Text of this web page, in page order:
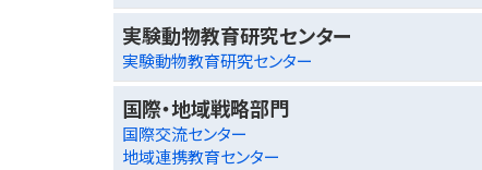
実験動物教育研究センター
実験動物教育研究センター
国際・地域戦略部門
国際交流センター
地域連携教育センター